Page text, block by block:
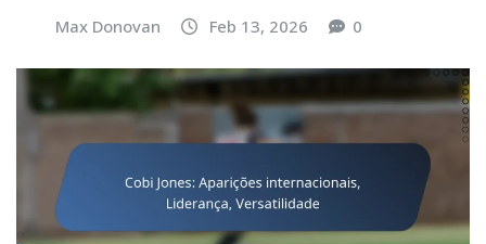
Max Donovan Feb 13, 2026 0